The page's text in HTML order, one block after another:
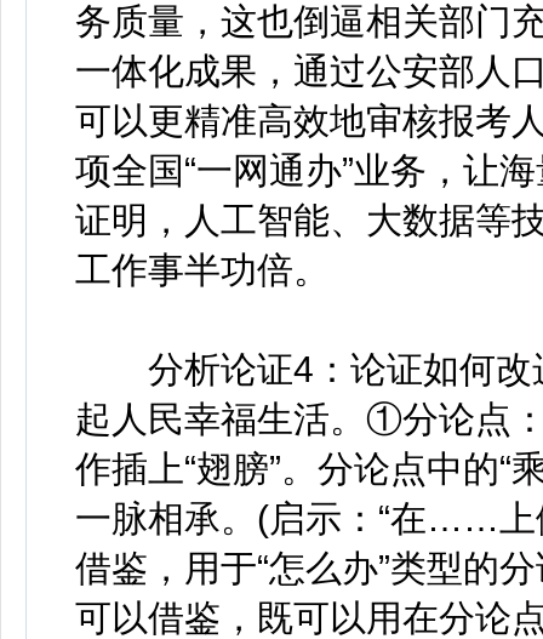
务质量，这也倒逼相关部门
一体化成果，通过公安部人
可以更精准高效地审核报考
项全国“一网通办”业务，让
证明，人工智能、大数据等
工作事半功倍。
分析论证4：论证如何改
起人民幸福生活。①分论点
作插上“翅膀”。分论点中的“
一脉相承。(启示：“在……
借鉴，用于“怎么办”类型的
可以借鉴，既可以用在分论